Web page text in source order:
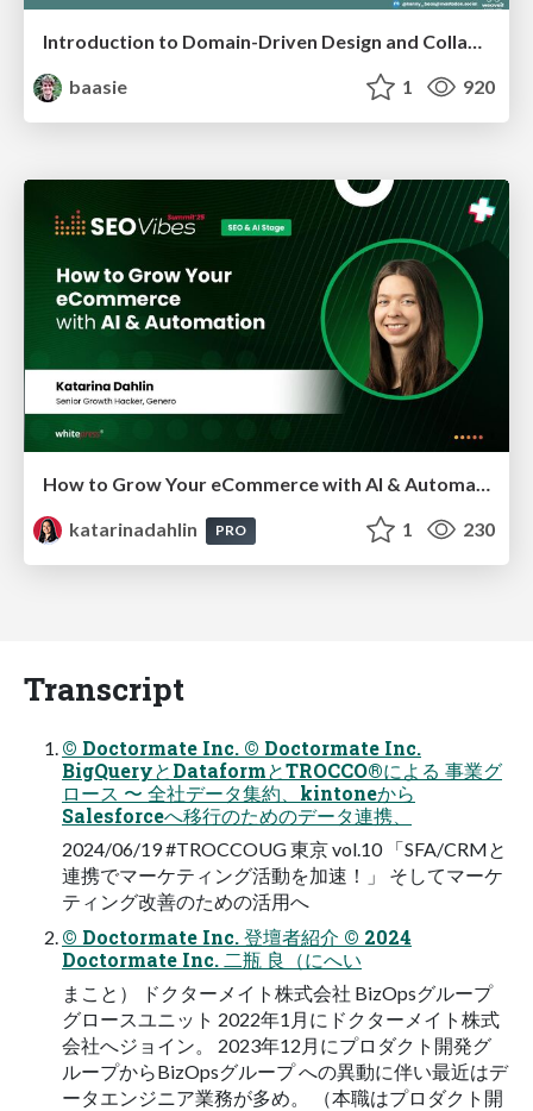
Introduction to Domain-Driven Design and Collaborative software design
baasie
1 920
How to Grow Your eCommerce with AI & Automation
katarinadahlin
PRO 1 230
Transcript
© Doctormate Inc. © Doctormate Inc.
BigQueryとDataformとTROCCO®による 事業グ
ロース 〜 全社データ集約、kintoneから
Salesforceへ移行のためのデータ連携、
2024/06/19 #TROCCOUG 東京 vol.10 「SFA/CRMと
連携でマーケティング活動を加速！」 そしてマーケ
ティング改善のための活用へ
© Doctormate Inc. 登壇者紹介 © 2024
Doctormate Inc. 二瓶 良（にへい
まこと） ドクターメイト株式会社 BizOpsグループ
グロースユニット 2022年1月にドクターメイト株式
会社へジョイン。 2023年12月にプロダクト開発グ
ループからBizOpsグループ への異動に伴い最近はデ
ータエンジニア業務が多め。 （本職はプロダクト開